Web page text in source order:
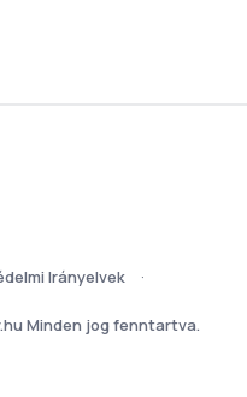
Irányelvek
Minden jog fenntartva.